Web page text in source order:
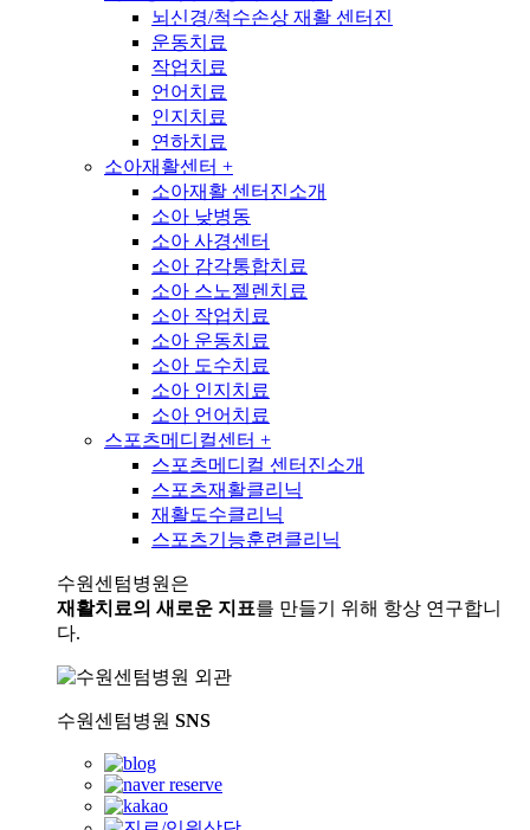
뇌신경/척수손상 재활 센터진
운동치료
작업치료
언어치료
인지치료
연하치료
소아재활센터 +
소아재활 센터진소개
소아 낮병동
소아 사경센터
소아 감각통합치료
소아 스노젤렌치료
소아 작업치료
소아 운동치료
소아 도수치료
소아 인지치료
소아 언어치료
스포츠메디컬센터 +
스포츠메디컬 센터진소개
스포츠재활클리닉
재활도수클리닉
스포츠기능훈련클리닉
수원센텀병원은
재활치료의 새로운 지표를 만들기 위해 항상 연구합니
다.
수원센텀병원 SNS